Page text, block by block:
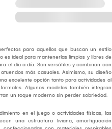
para aquellos que buscan un estilo
es ideal para mantenerlas limpias y libres de
el día a día. Son versátiles y combinan con
más casuales. Asimismo, su diseño
excelente opción tanto para actividades al
Algunos modelos también integran
un toque moderno sin perder sobriedad.
en el juego o actividades físicas, las
una estructura liviana, amortiguación